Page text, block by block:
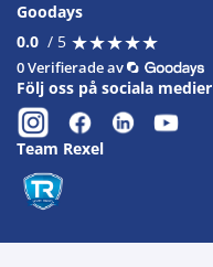
Goodays
0.0 / 5 ★★★★★
★★★★★
0 Verifierade av
Följ oss på sociala medier
Team Rexel